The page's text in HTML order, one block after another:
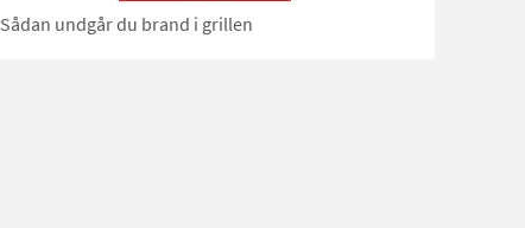
Sådan undgår du brand i grillen